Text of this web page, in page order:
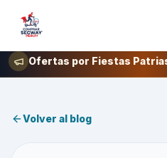
Volver al blog